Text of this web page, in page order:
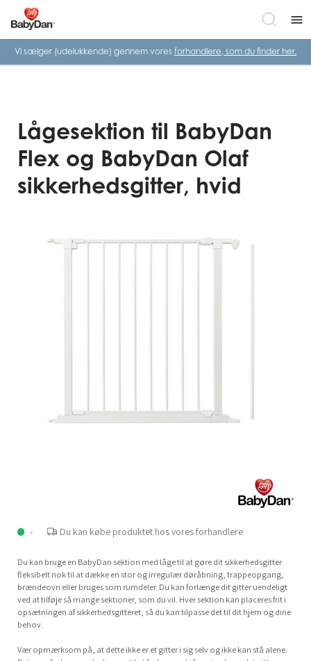
menu
Vi sælger (udelukkende) gennem vores forhandlere, som du finder her.
- Du kan købe produktet hos vores forhandlere
Du kan bruge en BabyDan sektion med låge til at gøre dit sikkerhedsgitter
fleksibelt nok til at dække en stor og irregulær døråbning, trappeopgang,
brændeovn eller bruges som rumdeler. Du kan forlænge dit gitter uendeligt
ved at tilføje så mange sektioner, som du vil. Hver sektion kan placeres frit i
opsætningen af sikkerhedsgitteret, så du kan tilpasse det til dit hjem og dine
behov.
Vær opmærksom på, at dette ikke er et gitter i sig selv og ikke kan stå alene.
Lågesektion til BabyDan
Flex og BabyDan Olaf
sikkerhedsgitter, hvid